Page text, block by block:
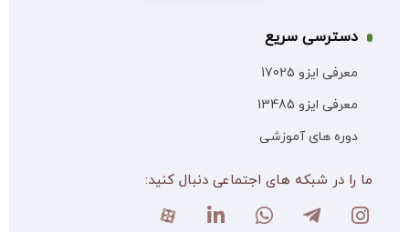
دسترسی سریع
معرفی ایزو 17025
معرفی ایزو 13485
دوره های آموزشی
ما را در شبکه های اجتماعی دنبال کنید: